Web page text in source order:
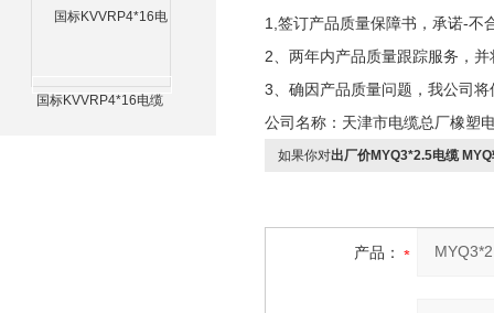
国标KVVRP4*16电缆
1,签订产品质量保障书，承诺-不
2、两年内产品质量跟踪服务，
3、确因产品质量问题，我公司
公司名称：天津市电缆总厂橡塑
如果你对出厂价MYQ3*2.5电缆
产品：